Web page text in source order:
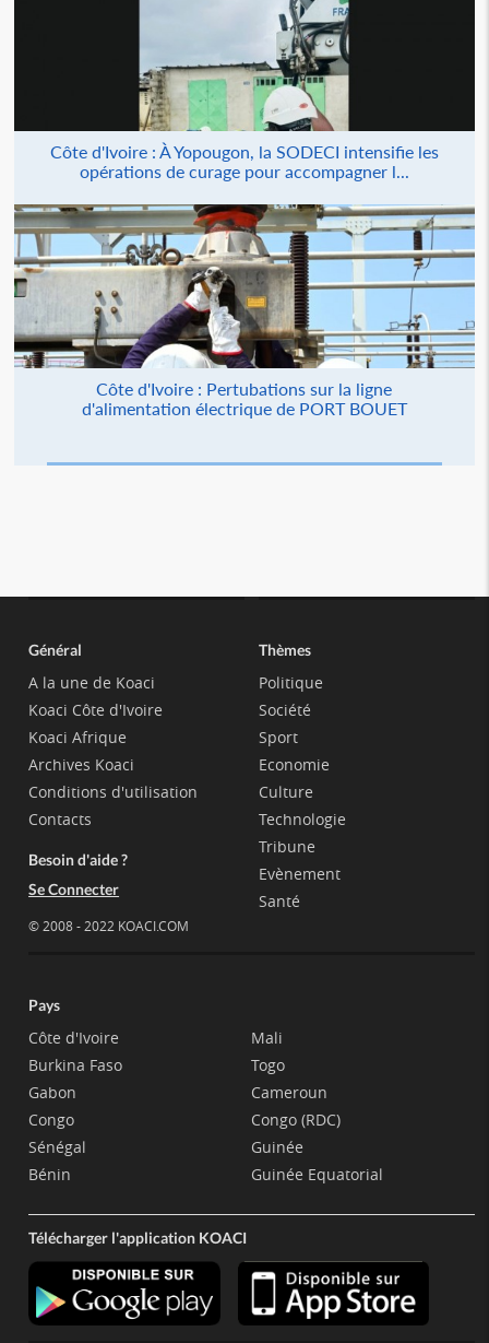
Côte d'Ivoire : À Yopougon, la SODECI intensifie les
opérations de curage pour accompagner l...
Côte d'Ivoire : Pertubations sur la ligne
d'alimentation électrique de PORT BOUET
Général
A la une de Koaci
Koaci Côte d'Ivoire
Koaci Afrique
Archives Koaci
Conditions d'utilisation
Contacts
Besoin d'aide ?
Se Connecter
© 2008 - 2022 KOACI.COM
Thèmes
Politique
Société
Sport
Economie
Culture
Technologie
Tribune
Evènement
Santé
Pays
Côte d'Ivoire
Burkina Faso
Gabon
Congo
Sénégal
Bénin
Mali
Togo
Cameroun
Congo (RDC)
Guinée
Guinée Equatorial
Télécharger l'application KOACI